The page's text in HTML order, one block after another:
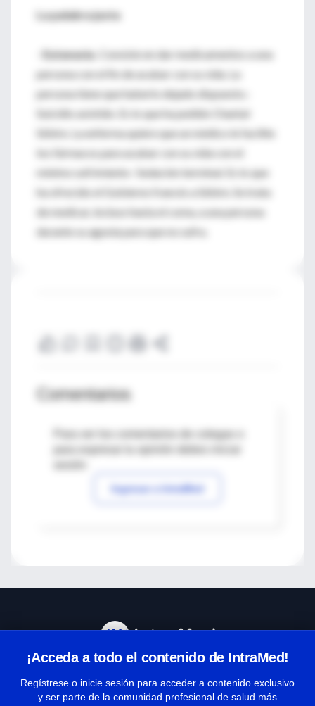
La palabra justa
Eutanasia.
Consiste en dar medicamentos a una
persona con el fin de acabar con su vida. La
persona tiene que haberlo dejado dispuesto.-
Suicidio asistido. Es lo que ha pedido Chantal
Sébire. La enferma quiere que un médico le facilite
los fármacos para acabar con su vida con el
mínimo sufrimiento- Sedación terminal. Es lo que
ha ofrecido el Gobierno francés a Sébire. Se trata
de medicar, incluso hasta el coma, a una persona
durante su agonía para que no sufra.
Comentarios
Para ver los comentarios de colegas o
Ingresar a IntraMed
¡Acceda a todo el contenido de IntraMed!
Regístrese o inicie sesión para acceder a contenido exclusivo
y ser parte de la comunidad profesional de salud más